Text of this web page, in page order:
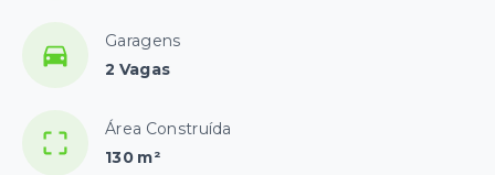
Garagens
2 Vagas
Área Construída
130 m²